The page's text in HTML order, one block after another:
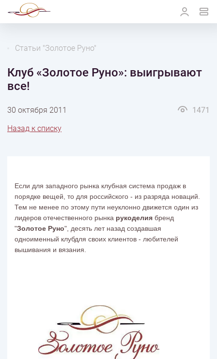
Статьи "Золотое Руно"
Клуб «Золотое Руно»: выигрывают
все!
30 октября 2011
1471
Назад к списку
Если для западного рынка клубная система продаж в
порядке вещей, то для российского - из разряда новаций.
Тем не менее по этому пути неуклонно движется один из
лидеров отечественного рынка рукоделия бренд
"Золотое Руно", десять лет назад создавшая
одноименный клубдля своих клиентов - любителей
вышивания и вязания.